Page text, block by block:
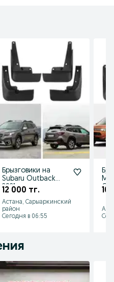
Брызговики на
Subaru Outback
2021
12 000 тг.
Астана, Сарыаркинский
район
Сегодня в 06:55
10